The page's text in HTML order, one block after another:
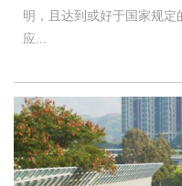
明，且达到或好于国家规
应...